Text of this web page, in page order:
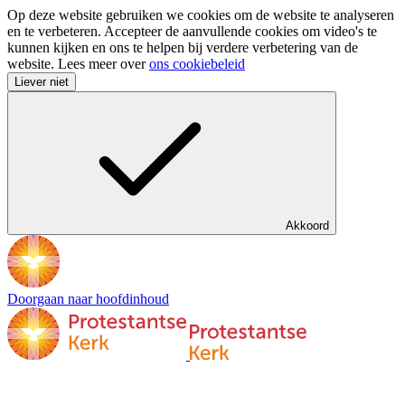
Op deze website gebruiken we cookies om de website te analyseren
en te verbeteren. Accepteer de aanvullende cookies om video's te
kunnen kijken en ons te helpen bij verdere verbetering van de
website. Lees meer overons cookiebeleid
Liever niet
Akkoord
Doorgaan naar hoofdinhoud